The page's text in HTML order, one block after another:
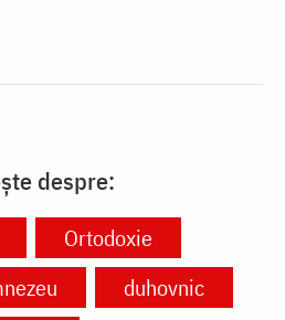
despre:
Ortodoxie
duhovnic